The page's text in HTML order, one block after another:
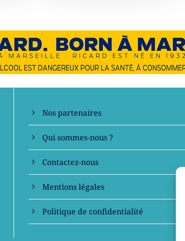
En savoir +
Nos partenaires
Qui sommes-nous ?
Contactez-nous
Mentions légales
Politique de confidentialité